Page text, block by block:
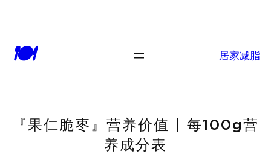
🍽 居家减脂
『果仁脆枣』营养价值 | 每100g营
养成分表